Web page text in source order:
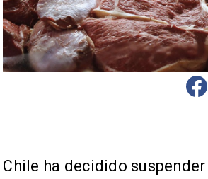
Chile ha decidido